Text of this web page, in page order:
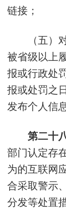
链接；
（五）对
被省级以上
报或行政处
报或处罚之
发布个人信
第二十
部门认定存
为的互联网
合采取警示
分发等处置